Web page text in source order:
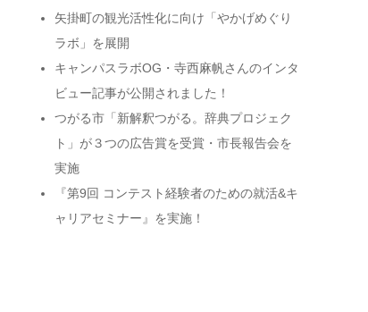
矢掛町の観光活性化に向け「やかげめぐり
ラボ」を展開
キャンパスラボOG・寺西麻帆さんのインタ
ビュー記事が公開されました！
つがる市「新解釈つがる。辞典プロジェク
ト」が３つの広告賞を受賞・市長報告会を
実施
『第9回 コンテスト経験者のための就活&キ
ャリアセミナー』を実施！